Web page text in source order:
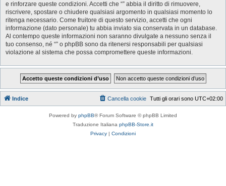
e rinforzare queste condizioni. Accetti che “” abbia il diritto di rimuovere,
riscrivere, spostare o chiudere qualsiasi argomento in qualsiasi momento lo
ritenga necessario. Come fruitore di questo servizio, accetti che ogni
informazione (dato personale) tu abbia inviato sia conservata in un database.
Al contempo queste informazioni non saranno divulgate a nessuno senza il
tuo consenso, né “” o phpBB sono da ritenersi responsabili per qualsiasi
violazione al sistema che possa compromettere queste informazioni.
Indice Tutti gli orari sono UTC+02:00
Cancella cookie
Powered by phpBB® Forum Software © phpBB Limited
Traduzione Italiana phpBB-Store.it
Privacy | Condizioni